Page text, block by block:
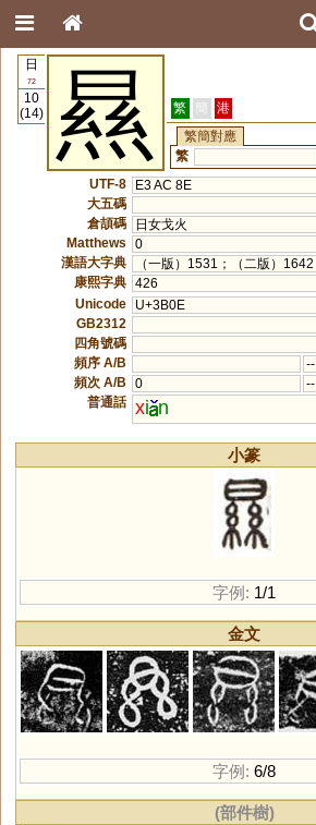
日
72
10
(14)
㬎 繁 簡 港
繁簡對應
繁
UTF-8
E3 AC 8E
大五碼
倉頡碼
日女戈火
Matthews
0
漢語大字典
（一版）1531；（二版）1642
康熙字典 426
Unicode
U+3B0E
GB2312
四角號碼
頻序 A/B
--
頻次 A/B
0
--
普通話 xi n
小篆
字例: 1/1
金文
字例: 6/8
(部件樹)